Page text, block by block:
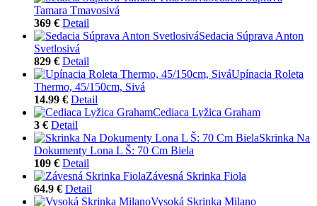
Tamara Tmavosivá
369 € Detail
Sedacia Súprava Anton
Svetlosivá
829 € Detail
Upínacia Roleta
Thermo, 45/150cm, Sivá
14.99 € Detail
Cediaca Lyžica Graham
3 € Detail
Skrinka Na
Dokumenty Lona L Š: 70 Cm Biela
109 € Detail
Závesná Skrinka Fiola
64.9 € Detail
Vysoká Skrinka Milano